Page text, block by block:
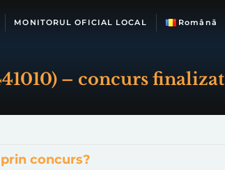
MONITORUL OFICIAL LOCAL Română
– concurs finalizat
concurs?